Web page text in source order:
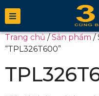
Trang chủ/Sản phẩm/
“TPL326T600”